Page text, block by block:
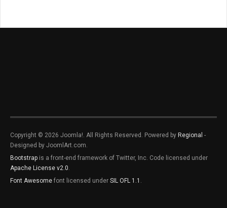
Copyright © 2026 Joomla!. All Rights Reserved. Powered by Regional -
Designed by JoomlArt.com.
Bootstrap is a front-end framework of Twitter, Inc. Code licensed under
Apache License v2.0.
Font Awesome font licensed under SIL OFL 1.1 .